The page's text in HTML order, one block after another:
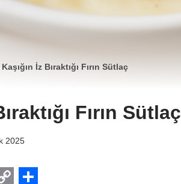
Kaşığın İz Bıraktığı Fırın Sütlaç
Fırın Sütlaç
2025